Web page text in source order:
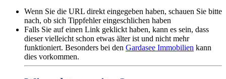
Wenn Sie die URL direkt eingegeben haben, schauen Sie bitte
nach, ob sich Tippfehler eingeschlichen haben
Falls Sie auf einen Link geklickt haben, kann es sein, dass
dieser vielleicht schon etwas älter ist und nicht mehr
funktioniert. Besonders bei den Gardasee Immobilien kann
dies vorkommen.